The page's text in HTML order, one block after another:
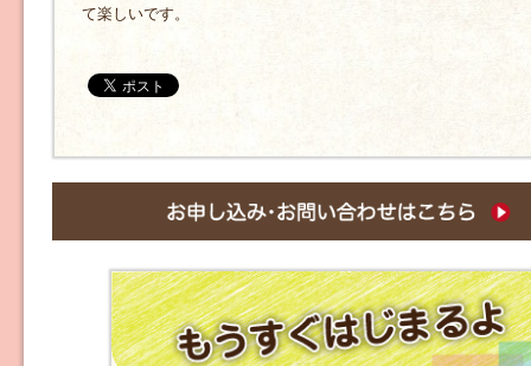
て楽しいです。